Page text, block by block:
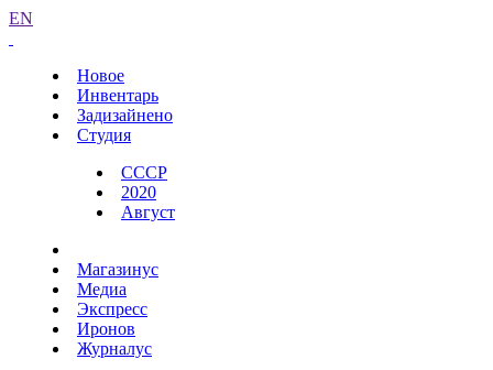
EN
Новое
Инвентарь
Задизайнено
Студия
СССР
2020
Август
Магазинус
Медиа
Экспресс
Иронов
Журналус